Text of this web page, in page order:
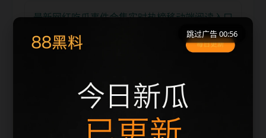
最新网红吃瓜事件合集实时热榜移动端阅读入口
1
最新网红吃瓜事件合集实时热榜移动端阅读入口
跳过广告 00:56